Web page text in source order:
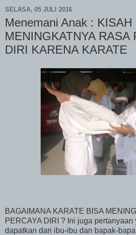
SELASA, 05 JULI 2016
Menemani Anak : KISAH
MENINGKATNYA RASA
DIRI KARENA KARATE
BAGAIMANA KARATE BISA
PERCAYA DIRI ? Ini juga pertanyaan
dapatkan dari ibu-ibu dan bapak-